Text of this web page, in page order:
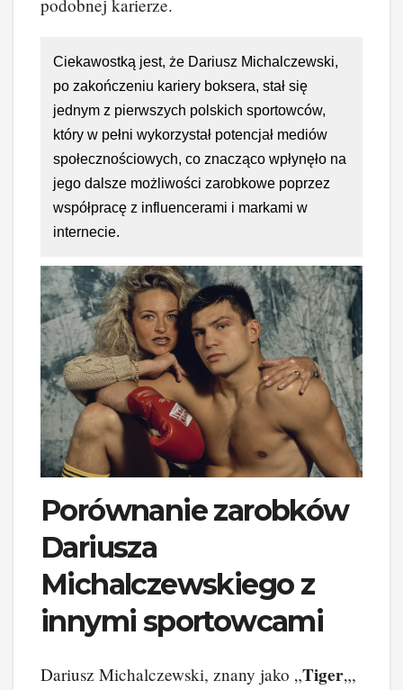
podobnej karierze.
Ciekawostką jest, że Dariusz Michalczewski,
po zakończeniu kariery boksera, stał się
jednym z pierwszych polskich sportowców,
który w pełni wykorzystał potencjał mediów
społecznościowych, co znacząco wpłynęło na
jego dalsze możliwości zarobkowe poprzez
współpracę z influencerami i markami w
internecie.
Porównanie zarobków
Dariusza
Michalczewskiego z
innymi sportowcami
Dariusz Michalczewski, znany jako „Tiger„,